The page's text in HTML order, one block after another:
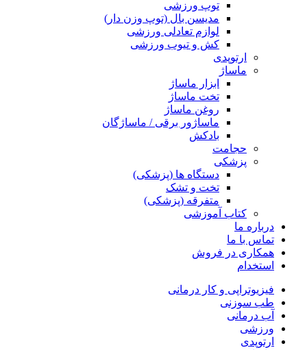
توپ ورزشی
مدیسن بال (توپ وزن دار)
لوازم تعادلی ورزشی
کش و تیوب ورزشی
ارتوپدی
ماساژ
ابزار ماساژ
تخت ماساژ
روغن ماساژ
ماساژور برقی / ماساژگان
بادکش
حجامت
پزشکی
دستگاه ها (پزشکی)
تخت و تشک
متفرقه (پزشکی)
کتاب آموزشی
درباره ما
تماس با ما
همکاری در فروش
استخدام
فیزیوتراپی و کار درمانی
طب سوزنی
آب درمانی
ورزشی
ارتوپدی